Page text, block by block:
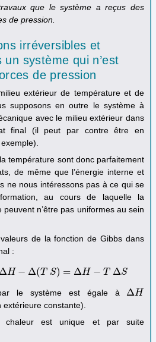
que le système a reçus des
de pression.
irréversibles et
système qui n’est
de pression
extérieur de température et de
supposons en outre le système à
avec le milieu extérieur dans
final (il peut par contre être en
température sont donc parfaitement
de même que l’énergie interne et
ne nous intéressons pas à ce qui se
au cours de laquelle la
n’être pas uniformes au sein
de la fonction de Gibbs dans
:
ΔH − Δ(T S) = ΔH − T ΔS
G=ΔH−Δ(T S) =ΔH−T ΔS
le système est égale à ΔH
ΔH
constante).
est unique et par suite